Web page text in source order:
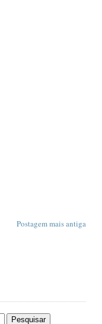
Postagem mais antiga